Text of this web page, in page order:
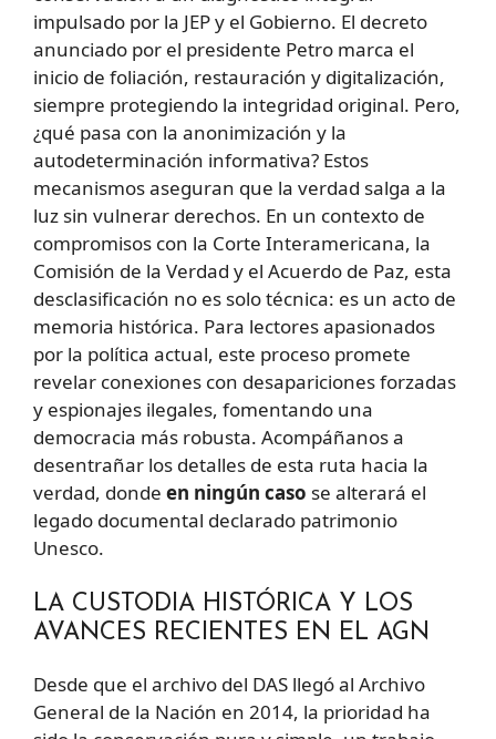
impulsado por la JEP y el Gobierno. El decreto
anunciado por el presidente Petro marca el
inicio de foliación, restauración y digitalización,
siempre protegiendo la integridad original. Pero,
¿qué pasa con la anonimización y la
autodeterminación informativa? Estos
mecanismos aseguran que la verdad salga a la
luz sin vulnerar derechos. En un contexto de
compromisos con la Corte Interamericana, la
Comisión de la Verdad y el Acuerdo de Paz, esta
desclasificación no es solo técnica: es un acto de
memoria histórica. Para lectores apasionados
por la política actual, este proceso promete
revelar conexiones con desapariciones forzadas
y espionajes ilegales, fomentando una
democracia más robusta. Acompáñanos a
desentrañar los detalles de esta ruta hacia la
verdad, donde en ningún caso se alterará el
legado documental declarado patrimonio
Unesco.
LA CUSTODIA HISTÓRICA Y LOS
AVANCES RECIENTES EN EL AGN
Desde que el archivo del DAS llegó al Archivo
General de la Nación en 2014, la prioridad ha